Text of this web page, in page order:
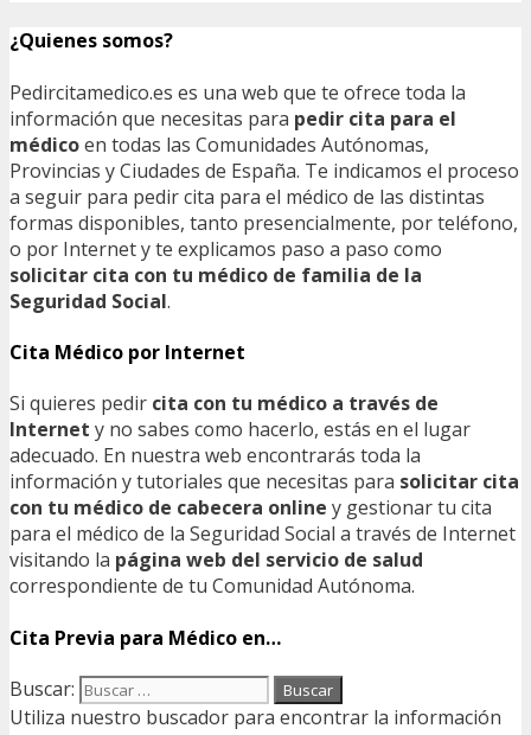
¿Quienes somos?
Pedircitamedico.es es una web que te ofrece toda la
información que necesitas para pedir cita para el
médicoen todas las Comunidades Autónomas,
Provincias y Ciudades de España. Te indicamos el proceso
a seguir para pedir cita para el médico de las distintas
formas disponibles, tanto presencialmente, por teléfono,
o por Internet y te explicamos paso a paso como
solicitar cita con tu médico de familia de la
Seguridad Social.
Cita Médico por Internet
Si quieres pedir cita con tu médico a través de
Internet y no sabes como hacerlo, estás en el lugar
adecuado. En nuestra web encontrarás toda la
información y tutoriales que necesitas para solicitar cita
con tu médico de cabecera online y gestionar tu cita
para el médico de la Seguridad Social a través de Internet
visitando la página web del servicio de salud
correspondiente de tu Comunidad Autónoma.
Cita Previa para Médico en…
Buscar:
Utiliza nuestro buscador para encontrar la información